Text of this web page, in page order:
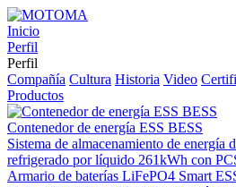
Inicio
Perfil
Perfil
Compañía Cultura Historia Video
Productos
Contenedor de energía ESS BESS
Sistema de almacenamiento de energía
refrigerado por líquido 261kWh con
Armario de baterías LiFePO4 Smart